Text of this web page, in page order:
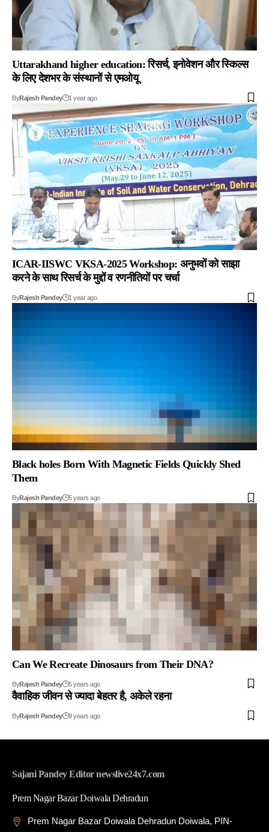
Uttarakhand higher education: रिसर्च, इनोवेशन और स्किल्स
के लिए देशभर के संस्थानों से एमओयू
ByRajesh Pandey 1 year ago
ICAR-IISWC VKSA-2025 Workshop: अनुभवों को साझा
करने के साथ रिसर्च के मुद्दों व रणनीतियों पर चर्चा
ByRajesh Pandey 1 year ago
Black holes Born With Magnetic Fields Quickly Shed
Them
ByRajesh Pandey 5 years ago
Can We Recreate Dinosaurs from Their DNA?
ByRajesh Pandey 5 years ago
वैवाहिक जीवन से ज्यादा बेहतर है, अकेले रहना
ByRajesh Pandey 9 years ago
Sajani Pandey Editor newslive24x7.com
Prem Nagar Bazar Doiwala Dehradun
Prem Nagar Bazar Doiwala Dehradun Doiwala, PIN-